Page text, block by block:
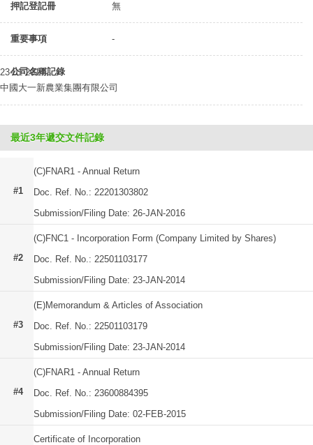
押記登記冊 無
重要事項 -
公司名稱記錄
23-01-2014
中國大一新農業集團有限公司
最近3年遞交文件記錄
#1
(C)FNAR1 - Annual Return
Doc. Ref. No.: 22201303802
Submission/Filing Date: 26-JAN-2016
#2
(C)FNC1 - Incorporation Form (Company Limited by Shares)
Doc. Ref. No.: 22501103177
Submission/Filing Date: 23-JAN-2014
#3
(E)Memorandum & Articles of Association
Doc. Ref. No.: 22501103179
Submission/Filing Date: 23-JAN-2014
#4
(C)FNAR1 - Annual Return
Doc. Ref. No.: 23600884395
Submission/Filing Date: 02-FEB-2015
Certificate of Incorporation